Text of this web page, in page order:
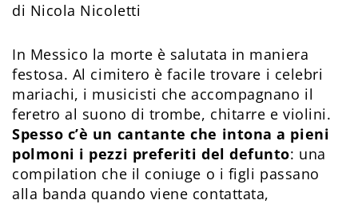
di Nicola Nicoletti
In Messico la morte è salutata in maniera
festosa. Al cimitero è facile trovare i celebri
mariachi, i musicisti che accompagnano il
feretro al suono di trombe, chitarre e violini.
Spesso c’è un cantante che intona a pieni
polmoni i pezzi preferiti del defunto: una
compilation che il coniuge o i figli passano
alla banda quando viene contattata,